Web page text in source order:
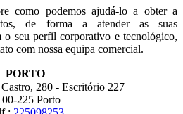
como podemos ajudá-lo a obter a
de forma a atender as suas
o seu perfil corporativo e tecnológico,
com nossa equipa comercial.
PORTO
280 - Escritório 227
225 Porto